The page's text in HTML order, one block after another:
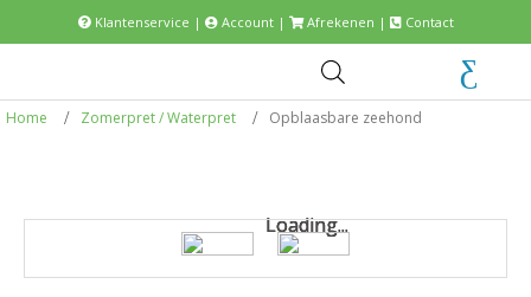
Klantenservice | Account| Afrekenen | Contact
Home Zomerpret / Waterpret Opblaasbare zeehond
Loading...
Loading...
Loading...
Loading...